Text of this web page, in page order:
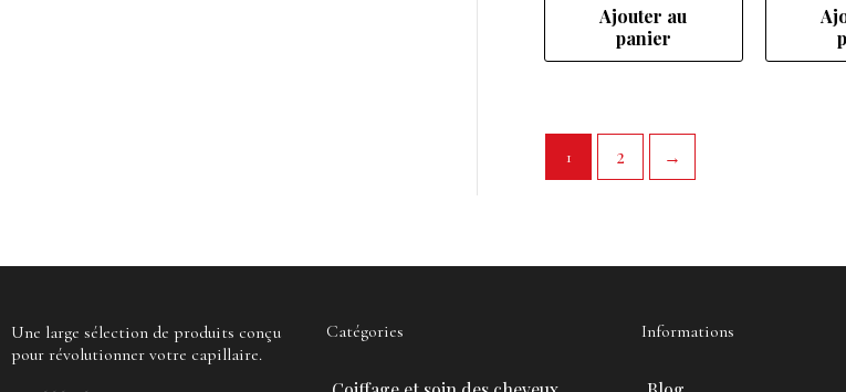
Ajouter au
panier
1 2 →
Une large sélection de produits conçu
pour révolutionner votre capillaire.
Catégories Informations